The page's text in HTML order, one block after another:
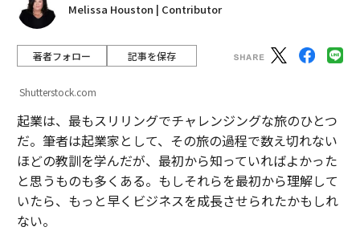
Melissa Houston | Contributor
著者フォロー 記事を保存
Shutterstock.com
起業は、最もスリリングでチャレンジングな旅のひとつ
だ。筆者は起業家として、その旅の過程で数え切れない
ほどの教訓を学んだが、最初から知っていればよかった
と思うものも多くある。もしそれらを最初から理解して
いたら、もっと早くビジネスを成長させられたかもしれ
ない。